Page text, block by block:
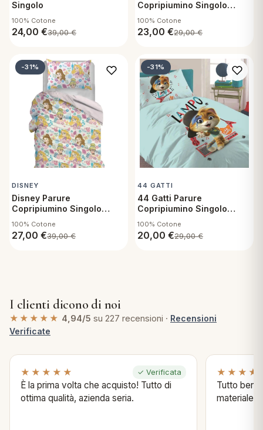
Singolo
100% Cotone
24,00 €39,00€
Copripiumino Singolo
100% Cotone
23,00 €29,00€
-31%
DISNEY
Disney Parure
Copripiumino Singolo
100% Cotone
27,00 €39,00€
-31%
44 GATTI
44 Gatti Parure
Copripiumino Singolo
100% Cotone
20,00 €29,00€
I clienti dicono di noi
★★★★★ 4,94/5 su 227 recensioni · Recensioni
Verificate
★★★★★ ✓ Verificata
È la prima volta che acquisto! Tutto di
ottima qualità, azienda seria.
Tutto bene
materiale .